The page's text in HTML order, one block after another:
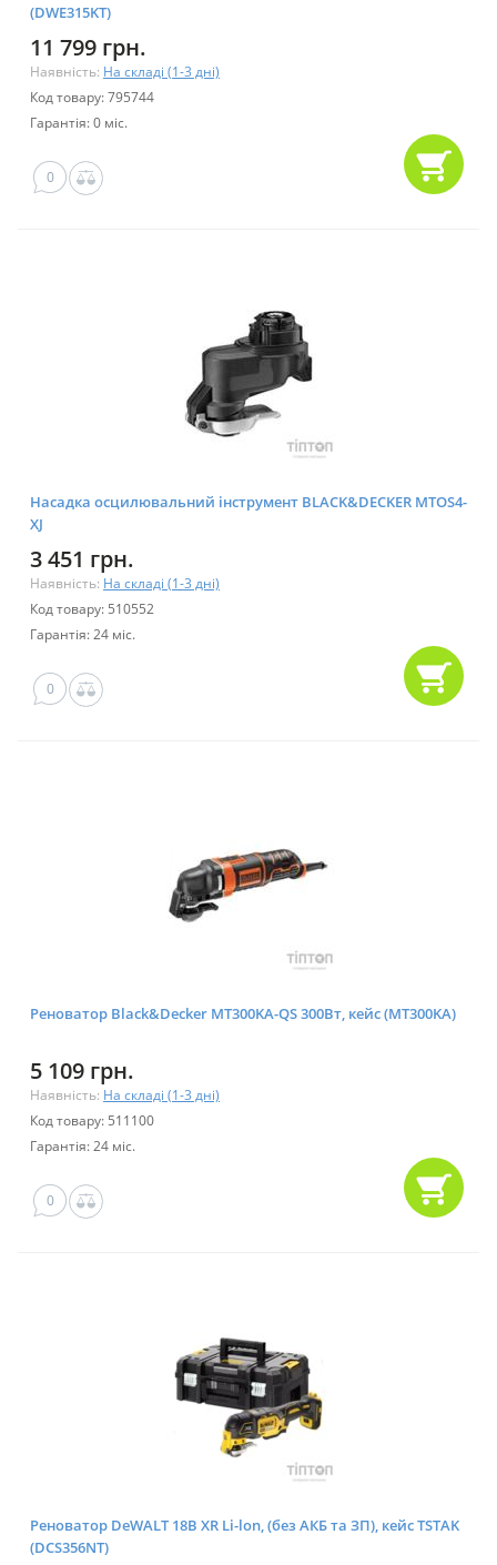
(DWE315KT)
11 799 грн.
Наявність: На складі (1-3 дні)
Код товару: 795744
Гарантія: 0 міс.
0
Насадка осцилювальний інструмент BLACK&DECKER MTOS4-
XJ
3 451 грн.
Наявність: На складі (1-3 дні)
Код товару: 510552
Гарантія: 24 міс.
0
Реноватор Black&Decker MT300KA-QS 300Вт, кейс (MT300KA)
5 109 грн.
Наявність: На складі (1-3 дні)
Код товару: 511100
Гарантія: 24 міс.
0
Реноватор DeWALT 18В XR Li-lon, (без АКБ та ЗП), кейс TSTAK
(DCS356NT)